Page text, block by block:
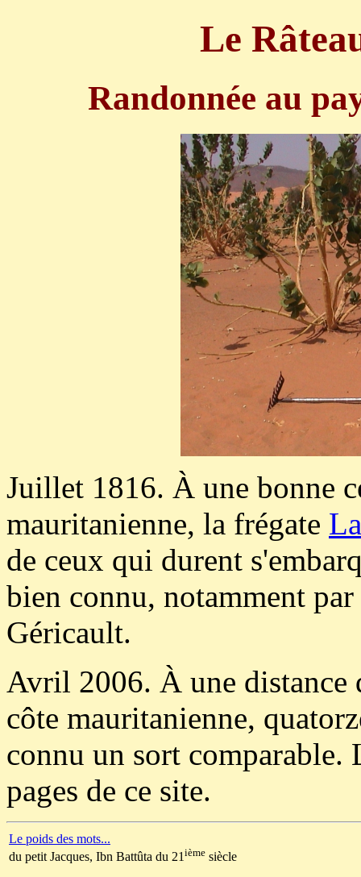
Le
Randonnée au
Juillet 1816. À une bonne
mauritanienne, la frégate
de ceux qui durent
bien connu, notamment
Géricault.
Avril 2006. À une distance
côte mauritanienne,
connu un sort comparable.
pages de ce site.
Le poids des mots...
du petit Jacques, Ibn Battûta du 21 ième siècle